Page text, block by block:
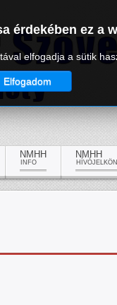
NMHH
INFO
NMHH
érdekében ez a
elfogadja a sütik
Elfogadom